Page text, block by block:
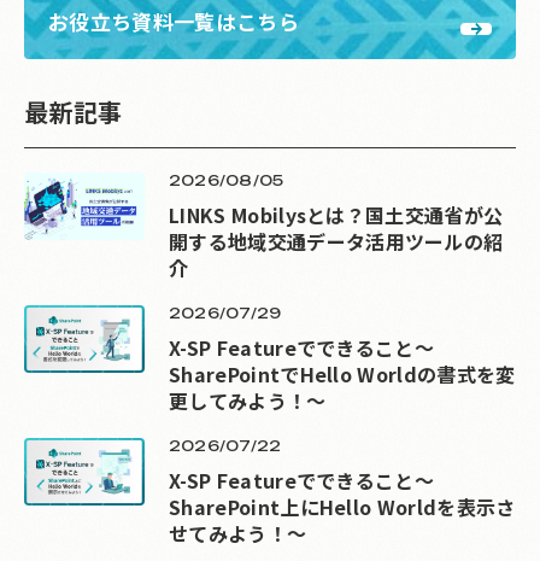
お役立ち資料一覧はこちら
最新記事
2026/08/05
LINKS Mobilysとは？国土交通省が公
開する地域交通データ活用ツールの紹
介
2026/07/29
X-SP Featureでできること～
SharePointでHello Worldの書式を変
更してみよう！～
2026/07/22
X-SP Featureでできること～
SharePoint上にHello Worldを表示さ
せてみよう！～